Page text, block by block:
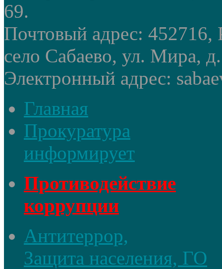
69.
Почтовый адрес: 452716,
село Сабаево, ул. Мира,
Электронный адрес:
Главная
Прокуратура
информирует
Противодействие
коррупции
Антитеррор,
Защита населения, ГО